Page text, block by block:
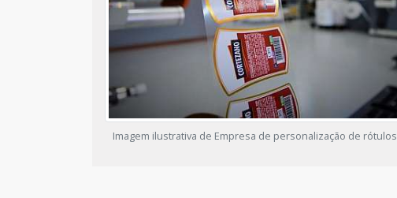
Imagem ilustrativa de Empresa de personalização de rótulos